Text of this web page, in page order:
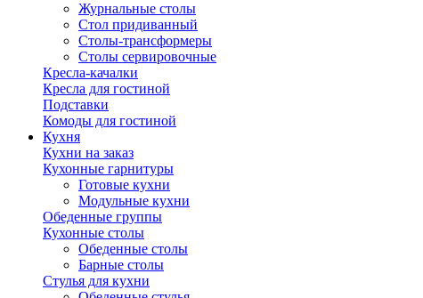
Журнальные столы
Стол придиванный
Столы-трансформеры
Столы сервировочные
Кресла-качалки
Кресла для гостиной
Подставки
Комоды для гостиной
Кухня
Кухни на заказ
Кухонные гарнитуры
Готовые кухни
Модульные кухни
Обеденные группы
Кухонные столы
Обеденные столы
Барные столы
Стулья для кухни